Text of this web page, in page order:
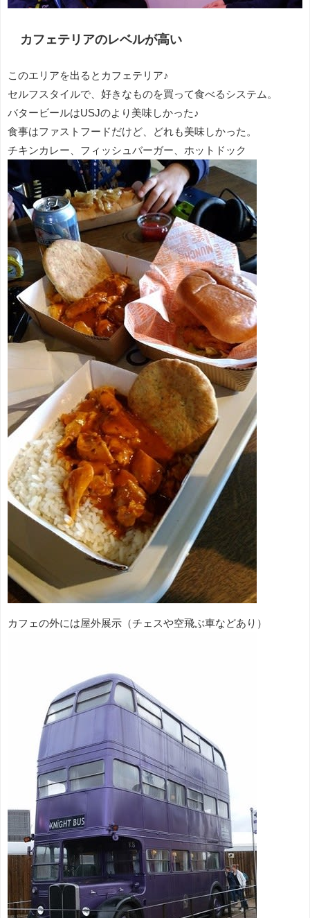
カフェテリアのレベルが高い
このエリアを出るとカフェテリア♪
セルフスタイルで、好きなものを買って食べるシステム。
バタービールはUSJのより美味しかった♪
食事はファストフードだけど、どれも美味しかった。
チキンカレー、フィッシュバーガー、ホットドック
カフェの外には屋外展示（チェスや空飛ぶ車などあり）